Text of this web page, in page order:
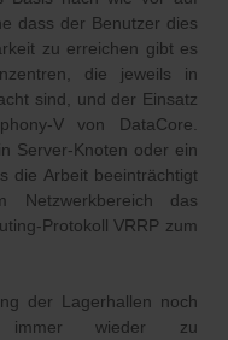
dass der Benutzer dies
zu erreichen gibt es
die jeweils in
sind, und der Einsatz
V von DataCore.
Server-Knoten oder ein
die Arbeit beeinträchtigt
das
Protokoll VRRP zum
der Lagerhallen noch
wieder zu